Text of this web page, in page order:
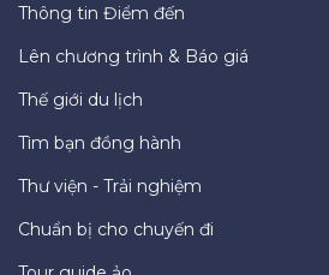
Thông tin Điểm đến
Lên chương trình & Báo giá
Thế giới du lịch
Tìm bạn đồng hành
Thư viện - Trải nghiệm
Chuẩn bị cho chuyến đi